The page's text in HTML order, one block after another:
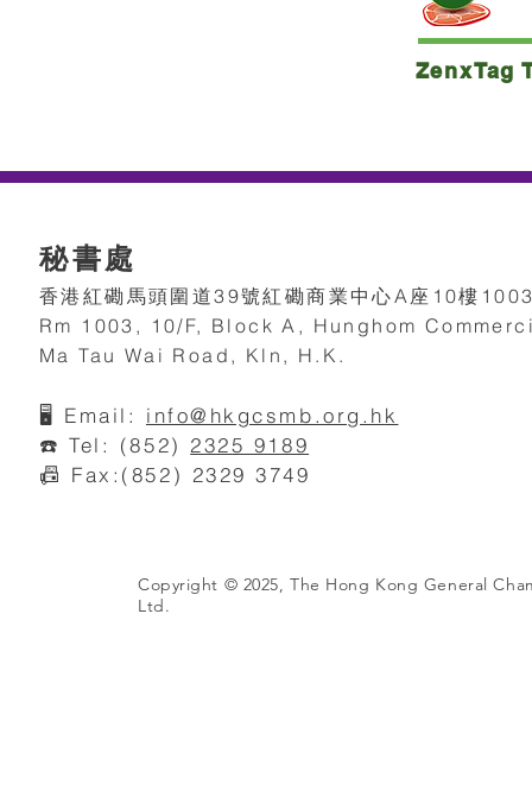
ZenxTag
秘書處
香港紅磡馬頭圍道39號紅磡商業中心A座10樓
Rm 1003, 10/F, Block A, Hunghom
Ma Tau Wai Road, Kln, H.K.
🖥️ Email: info@hkgcsmb.org.hk
☎️ Tel: (852) 2325 9189
📠 Fax:(852) 2329 3749
Copyright © 2025, The Hong Kong General
Ltd.